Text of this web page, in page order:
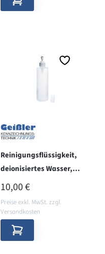
Reinigungsflüssigkeit,
deionisiertes Wasser,
250 ml
REGULÄRER PREIS:
10,00 €
Preise exkl. MwSt. zzgl.
Versandkosten